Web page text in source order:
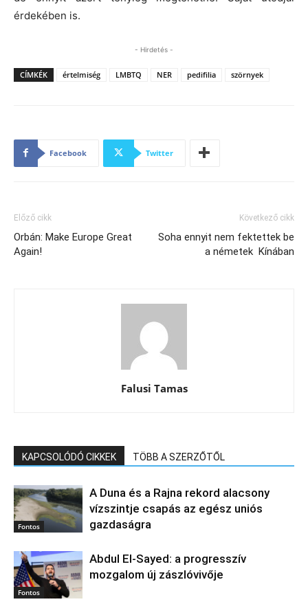
érdekében is.
- Hirdetés -
CÍMKÉK értelmiség LMBTQ NER pedifilia szörnyek
Facebook Twitter
Előző cikk
Orbán: Make Europe Great
Again!
Következő cikk
Soha ennyit nem fektettek be
a németek Kínában
Falusi Tamas
KAPCSOLÓDÓ CIKKEK TÖBB A SZERZŐTŐL
Fontos
A Duna és a Rajna rekord alacsony
vízszintje csapás az egész uniós
gazdaságra
Fontos
Abdul El‑Sayed: a progresszív
mozgalom új zászlóvivője